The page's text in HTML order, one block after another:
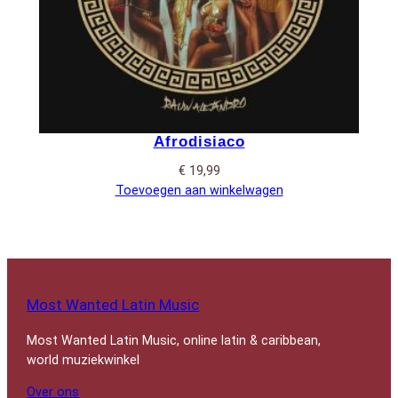
Afrodisiaco
€ 19,99
Toevoegen aan winkelwagen
Most Wanted Latin Music
Most Wanted Latin Music, online latin & caribbean,
world muziekwinkel
Over ons